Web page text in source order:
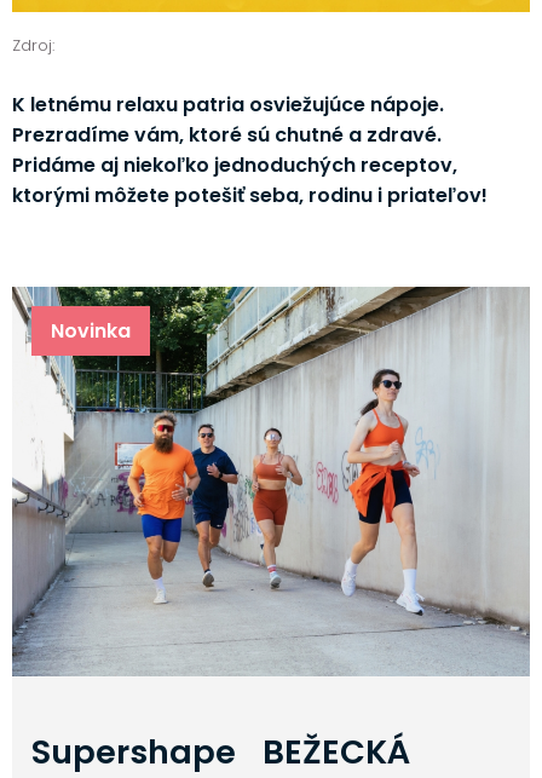
Zdroj:
K letnému relaxu patria osviežujúce nápoje.
Prezradíme vám, ktoré sú chutné a zdravé.
Pridáme aj niekoľko jednoduchých receptov,
ktorými môžete potešiť seba, rodinu i priateľov!
Novinka
Supershape BEŽECKÁ